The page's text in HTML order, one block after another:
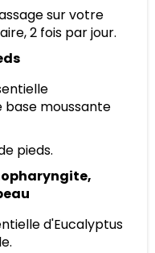
sur votre
2 fois par jour.
base moussante
pieds.
d'Eucalyptus